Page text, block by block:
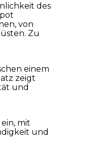
des
von
Zu
einem
zeigt
und
mit
und